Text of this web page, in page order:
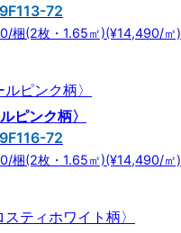
72
梱(2枚・1.65㎡)(¥14,490/㎡)
ピンク柄〉
72
梱(2枚・1.65㎡)(¥14,490/㎡)